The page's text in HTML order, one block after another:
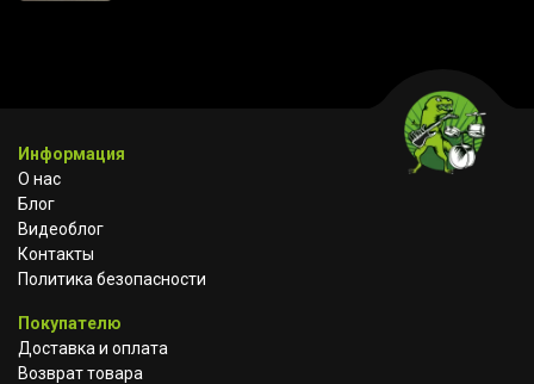
Информация
О нас
Блог
Видеоблог
Контакты
Политика безопасности
Покупателю
Доставка и оплата
Возврат товара